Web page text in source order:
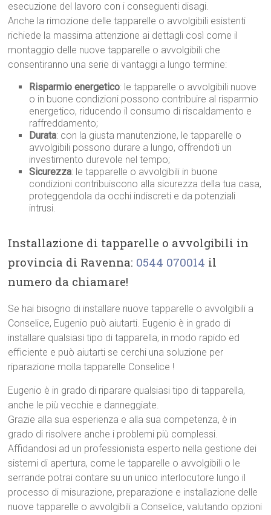
esecuzione del lavoro con i conseguenti disagi.
Anche la rimozione delle tapparelle o avvolgibili esistenti
richiede la massima attenzione ai dettagli così come il
montaggio delle nuove tapparelle o avvolgibili che
consentiranno una serie di vantaggi a lungo termine:
Risparmio energetico: le tapparelle o avvolgibili nuove
o in buone condizioni possono contribuire al risparmio
energetico, riducendo il consumo di riscaldamento e
raffreddamento;
Durata: con la giusta manutenzione, le tapparelle o
avvolgibili possono durare a lungo, offrendoti un
investimento durevole nel tempo;
Sicurezza: le tapparelle o avvolgibili in buone
condizioni contribuiscono alla sicurezza della tua casa,
proteggendola da occhi indiscreti e da potenziali
intrusi.
Installazione di tapparelle o avvolgibili in
provincia di Ravenna: 0544 070014 il
numero da chiamare!
Se hai bisogno di installare nuove tapparelle o avvolgibili a
Conselice, Eugenio può aiutarti. Eugenio è in grado di
installare qualsiasi tipo di tapparella, in modo rapido ed
efficiente e può aiutarti se cerchi una soluzione per
riparazione molla tapparelle Conselice !
Eugenio è in grado di riparare qualsiasi tipo di tapparella,
anche le più vecchie e danneggiate.
Grazie alla sua esperienza e alla sua competenza, è in
grado di risolvere anche i problemi più complessi.
Affidandosi ad un professionista esperto nella gestione dei
sistemi di apertura, come le tapparelle o avvolgibili o le
serrande potrai contare su un unico interlocutore lungo il
processo di misurazione, preparazione e installazione delle
nuove tapparelle o avvolgibili a Conselice, valutando opzioni